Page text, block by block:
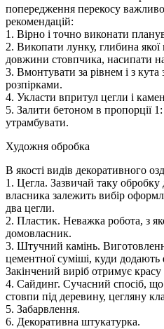
попередження перекосу
рекомендацій:
1. Вірно і точно виконати
2. Викопати лунку, глибина
довжини стовпчика, насипати
3. Вмонтувати за рівнем і з
розпірками.
4. Укласти впритул цегли і
5. Залити бетоном в пропорції
утрамбувати.
Художня обробка
В якості видів декоративного
1. Цегла. Зазвичай таку
власника залежить вибір
два цегли.
2. Пластик. Неважка робота, з
домовласник.
3. Штучний камінь.
цементної суміші, куди додають
Закінчений виріб отримує
4. Сайдинг. Сучасний спосіб,
стовпи під деревину, цегляну
5. Забарвлення.
6. Декоративна штукатурка.